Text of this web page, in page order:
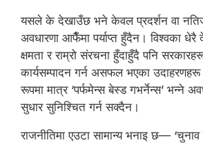
यसले के देखाउँछ भने केवल प्रदर्शन वा
अवधारणा आफैँमा पर्याप्त हुँदैन। विश्वका धेरै
क्षमता र राम्रो संरचना हुँदाहुँदै पनि
कार्यसम्पादन गर्न असफल भएका
रूपमा मात्र ‘पर्फमेन्स बेस्ड गभर्नेन्स’ भन्ने
सुधार सुनिश्चित गर्न सक्दैन।
राजनीतिमा एउटा सामान्य भनाइ छ—